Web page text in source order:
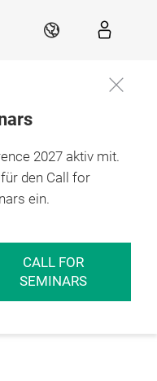
DE
2027 aktiv mit.
den Call for
ein.
CALL FOR
SEMINARS